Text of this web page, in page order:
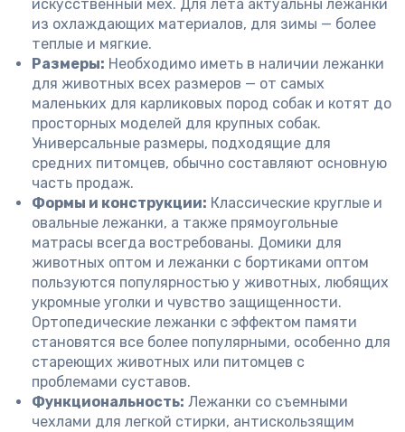
искусственный мех. Для лета актуальны лежанки
из охлаждающих материалов, для зимы — более
теплые и мягкие.
Размеры: Необходимо иметь в наличии лежанки
для животных всех размеров — от самых
маленьких для карликовых пород собак и котят до
просторных моделей для крупных собак.
Универсальные размеры, подходящие для
средних питомцев, обычно составляют основную
часть продаж.
Формы и конструкции: Классические круглые и
овальные лежанки, а также прямоугольные
матрасы всегда востребованы. Домики для
животных оптом и лежанки с бортиками оптом
пользуются популярностью у животных, любящих
укромные уголки и чувство защищенности.
Ортопедические лежанки с эффектом памяти
становятся все более популярными, особенно для
стареющих животных или питомцев с
проблемами суставов.
Функциональность: Лежанки со съемными
чехлами для легкой стирки, антискользящим